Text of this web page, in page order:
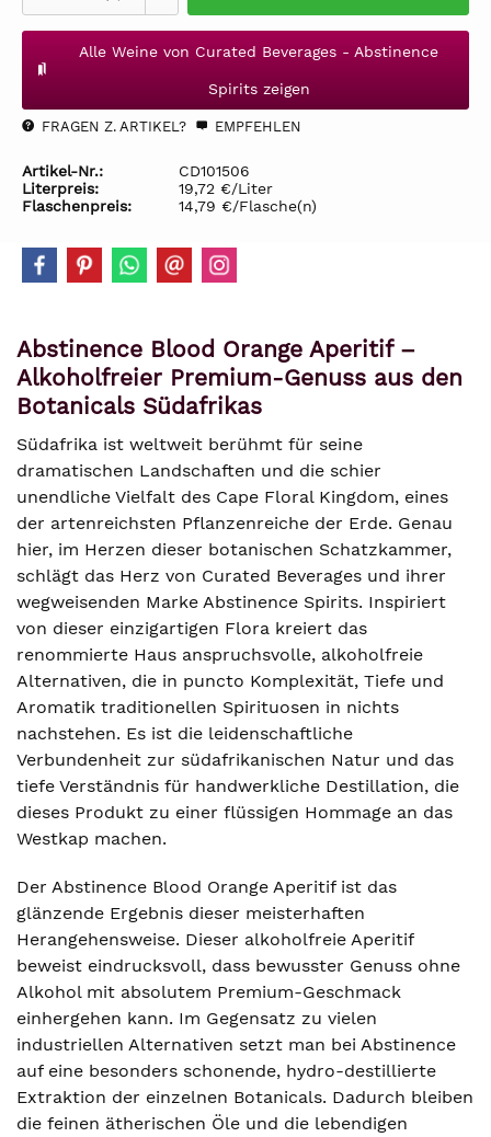
Alle Weine von Curated Beverages - Abstinence
Spirits zeigen
FRAGEN Z. ARTIKEL? EMPFEHLEN
Artikel-Nr.:
CD101506
Literpreis:
19,72 €/Liter
Flaschenpreis:
14,79 €/Flasche(n)
Abstinence Blood Orange Aperitif –
Alkoholfreier Premium-Genuss aus den
Botanicals Südafrikas
Südafrika ist weltweit berühmt für seine
dramatischen Landschaften und die schier
unendliche Vielfalt des Cape Floral Kingdom, eines
der artenreichsten Pflanzenreiche der Erde. Genau
hier, im Herzen dieser botanischen Schatzkammer,
schlägt das Herz von Curated Beverages und ihrer
wegweisenden Marke Abstinence Spirits. Inspiriert
von dieser einzigartigen Flora kreiert das
renommierte Haus anspruchsvolle, alkoholfreie
Alternativen, die in puncto Komplexität, Tiefe und
Aromatik traditionellen Spirituosen in nichts
nachstehen. Es ist die leidenschaftliche
Verbundenheit zur südafrikanischen Natur und das
tiefe Verständnis für handwerkliche Destillation, die
dieses Produkt zu einer flüssigen Hommage an das
Westkap machen.
Der Abstinence Blood Orange Aperitif ist das
glänzende Ergebnis dieser meisterhaften
Herangehensweise. Dieser alkoholfreie Aperitif
beweist eindrucksvoll, dass bewusster Genuss ohne
Alkohol mit absolutem Premium-Geschmack
einhergehen kann. Im Gegensatz zu vielen
industriellen Alternativen setzt man bei Abstinence
auf eine besonders schonende, hydro-destillierte
Extraktion der einzelnen Botanicals. Dadurch bleiben
die feinen ätherischen Öle und die lebendigen